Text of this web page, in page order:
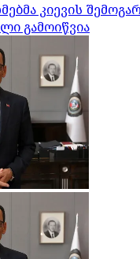
კიევის
გამოიწვია